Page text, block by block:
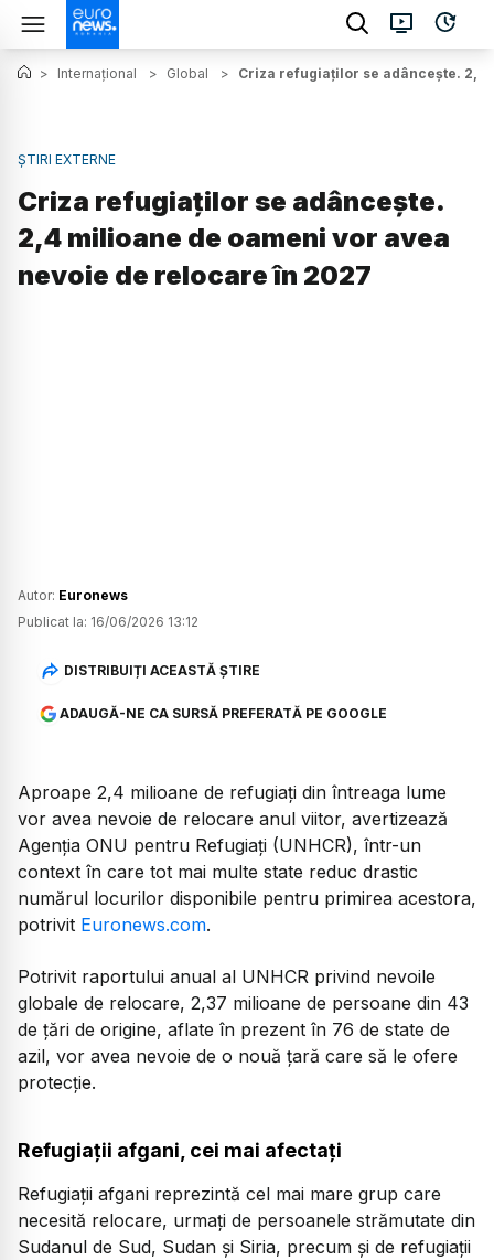
> Internațional > Global > Criza refugiaților se adâncește. 2,4
ȘTIRI EXTERNE
Criza refugiaților se adâncește.
2,4 milioane de oameni vor avea
nevoie de relocare în 2027
Autor: Euronews
Publicat la: 16/06/2026 13:12
DISTRIBUIȚI ACEASTĂ ȘTIRE
ADAUGĂ-NE CA SURSĂ PREFERATĂ PE GOOGLE
Aproape 2,4 milioane de refugiați din întreaga lume
vor avea nevoie de relocare anul viitor, avertizează
Agenția ONU pentru Refugiați (UNHCR), într-un
context în care tot mai multe state reduc drastic
numărul locurilor disponibile pentru primirea acestora,
potrivit Euronews.com.
Potrivit raportului anual al UNHCR privind nevoile
globale de relocare, 2,37 milioane de persoane din 43
de țări de origine, aflate în prezent în 76 de state de
azil, vor avea nevoie de o nouă țară care să le ofere
protecție.
Refugiații afgani, cei mai afectați
Refugiații afgani reprezintă cel mai mare grup care
necesită relocare, urmați de persoanele strămutate din
Sudanul de Sud, Sudan și Siria, precum și de refugiații